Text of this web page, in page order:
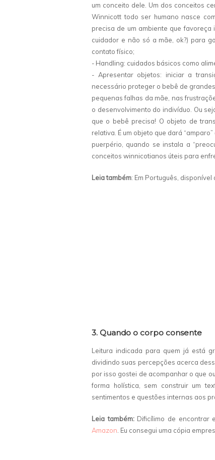
um conceito dele. Um dos conceitos
Winnicott todo ser humano nasce
precisa de um ambiente que
cuidador e não só a mãe, ok?) para
contato físico;
- Handling: cuidados básicos como
- Apresentar objetos: iniciar a
necessário proteger o bebê de
pequenas falhas da mãe, nas
o desenvolvimento do indivíduo. Ou
que o bebê precisa! O objeto de
relativa. É um objeto que dará
puerpério, quando se instala a
conceitos winnicotianos úteis para
Leia também: Em Português, disponível
3. Quando o corpo consente
Leitura indicada para quem já está
dividindo suas percepções acerca
por isso gostei de acompanhar o que
forma holística, sem construir um
sentimentos e questões internas aos
Leia também: Dificílimo de encontrar
Amazon . Eu consegui uma cópia